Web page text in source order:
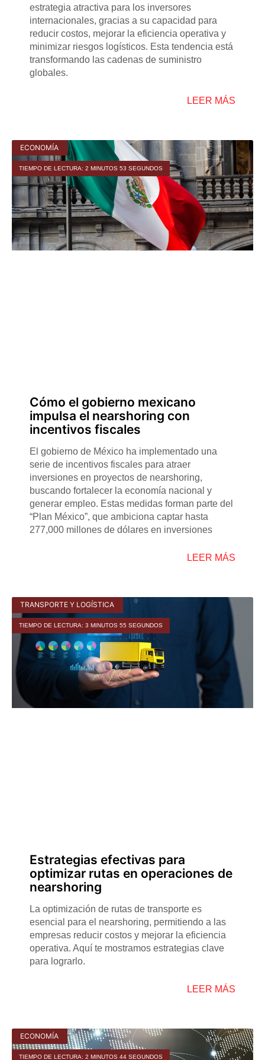
estrategia atractiva para los inversores
internacionales, gracias a su capacidad para
reducir costos, mejorar la eficiencia operativa y
minimizar riesgos logísticos. Esta tendencia está
transformando las cadenas de suministro
globales.
LEER MÁS
ECONOMÍA
Cómo el gobierno mexicano
impulsa el nearshoring con
incentivos fiscales
TIEMPO DE LECTURA: 2 MINUTOS 53 SEGUNDOS
El gobierno de México ha implementado una
serie de incentivos fiscales para atraer
inversiones en proyectos de nearshoring,
buscando fortalecer la economía nacional y
generar empleo. Estas medidas forman parte del
“Plan México”, que ambiciona captar hasta
277,000 millones de dólares en inversiones
LEER MÁS
TRANSPORTE Y LOGÍSTICA
Estrategias efectivas para
optimizar rutas en operaciones de
nearshoring
TIEMPO DE LECTURA: 3 MINUTOS 55 SEGUNDOS
La optimización de rutas de transporte es
esencial para el nearshoring, permitiendo a las
empresas reducir costos y mejorar la eficiencia
operativa. Aquí te mostramos estrategias clave
para lograrlo.
LEER MÁS
ECONOMÍA
TIEMPO DE LECTURA: 2 MINUTOS 44 SEGUNDOS